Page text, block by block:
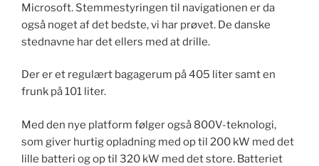
Microsoft. Stemmestyringen til navigationen er da
også noget af det bedste, vi har prøvet. De danske
stednavne har det ellers med at drille.
Der er et regulært bagagerum på 405 liter samt en
frunk på 101 liter.
Med den nye platform følger også 800V-teknologi,
som giver hurtig opladning med op til 200 kW med det
lille batteri og op til 320 kW med det store. Batteriet